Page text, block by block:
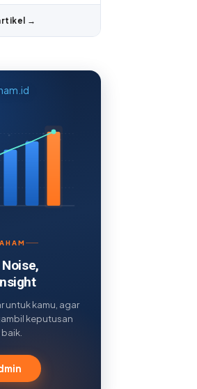
→
untuk kamu, agar
keputusan